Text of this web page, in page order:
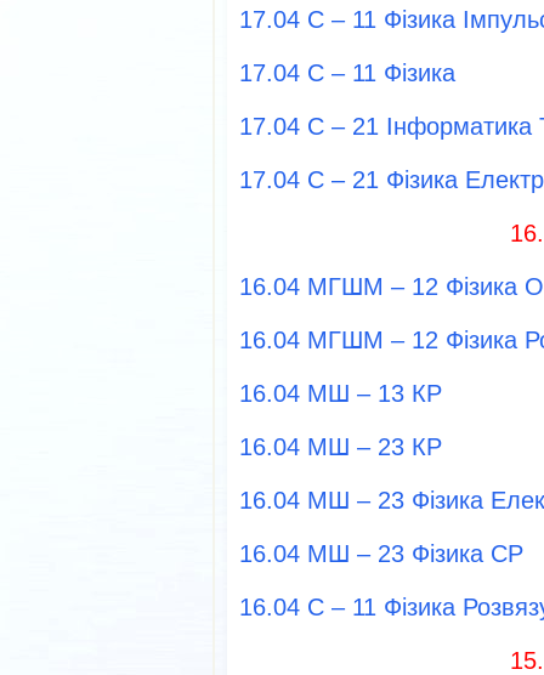
17.04 С – 11 Фізика
17.04 С – 11 Фізика
17.04 С – 21 Інформатика
17.04 С – 21 Фізика
16.04 МГШМ – 12 Фізика
16.04 МГШМ – 12 Фізика
16.04 МШ – 13 КР
16.04 МШ – 23 КР
16.04 МШ – 23 Фізика
16.04 МШ – 23 Фізика СР
16.04 С – 11 Фізика